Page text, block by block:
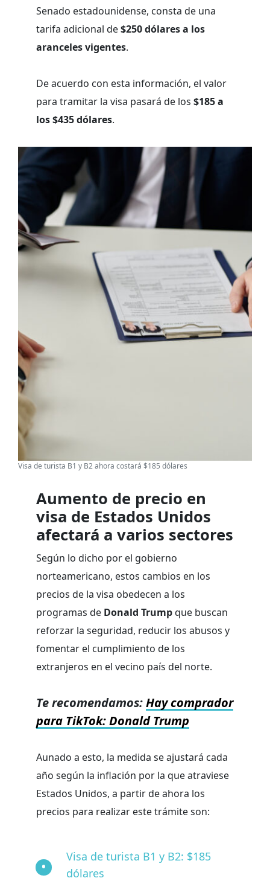
Senado estadounidense, consta de una
tarifa adicional de$250 dólares a los
aranceles vigentes.
De acuerdo con esta información, el valor
para tramitar la visa pasará de los $185 a
los $435 dólares.
Visa de turista B1 y B2 ahora costará $185 dólares
Aumento de precio en
visa de Estados Unidos
afectará a varios sectores
Según lo dicho por el gobierno
norteamericano, estos cambios en los
precios de la visa obedecen a los
programas de Donald Trumpque buscan
reforzar la seguridad, reducir los abusos y
fomentar el cumplimiento de los
extranjeros en el vecino país del norte.
Te recomendamos:Hay comprador
para TikTok: Donald Trump
Aunado a esto, la medida se ajustará cada
año según la inflación por la que atraviese
Estados Unidos, a partir de ahora los
precios para realizar este trámite son:
Visa de turista B1 y B2: $185
dólares